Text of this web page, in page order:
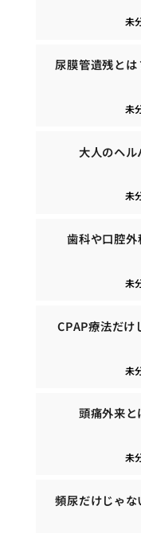
未
尿膜管遺残と
未
大人のヘ
未
歯科や口腔
未
CPAP療法だけ
未
頭痛外来
未
頻尿だけじゃ